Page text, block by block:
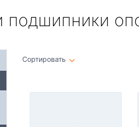
подшипники
Сортировать